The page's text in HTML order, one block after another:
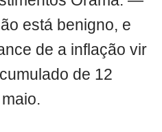
está benigno, e
de a inflação vir
de 12